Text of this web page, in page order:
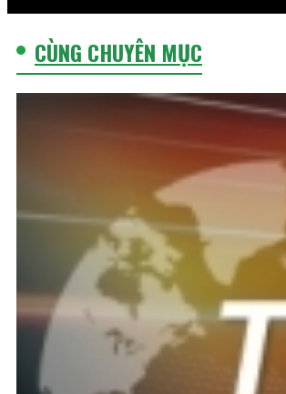
CÙNG CHUYÊN MỤC